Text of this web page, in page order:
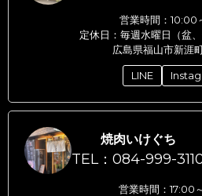
営業時間：10:00
定休日：毎週水曜日（盆、
広島県福山市新涯
LINE
焼肉いけぐち
TEL：084-999-
営業時間：17:00